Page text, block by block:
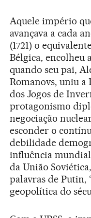
Aquele império
avançava a cada
(1721) o
Bélgica, encolheu
quando seu pai,
Romanovs, uniu a
dos Jogos de
protagonismo
negociação
esconder o
debilidade
influência
da União
palavras de Putin,
geopolítica do